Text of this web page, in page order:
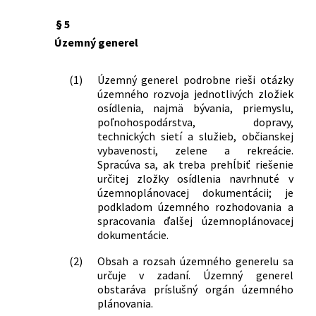
schopnosťou pohybu a orientácie
prostredia Slovenskej republiky, ktorou
sa mení a dopĺňa vyhláška Ministerstva
životného prostredia Slovenskej
republiky č. 436/2000 Z. z., ktorou sa
upravujú podrobnosti o obsahu
žiadosti o overenie odbornej
spôsobilosti na obstarávanie
územnoplánovacích podkladov a
územnoplánovacej dokumentácie obcí
a o spôsobe overenia odbornej
spôsobilosti
679/2002 Z. z.
Nariadenie vlády Slovenskej republiky,
ktorým sa mení a dopĺňa nariadenie
vlády Slovenskej republiky č. 216/1998
Z. z., ktorým sa vyhlasuje záväzná časť
územného plánu veľkého územného
§ 5
Územný generel
(1)
Územný generel podrobne rieši otázky
územného rozvoja jednotlivých zložiek
osídlenia, najmä bývania, priemyslu,
poľnohospodárstva, dopravy,
technických sietí a služieb, občianskej
vybavenosti, zelene a rekreácie.
Spracúva sa, ak treba prehĺbiť riešenie
určitej zložky osídlenia navrhnuté v
územnoplánovacej dokumentácii; je
podkladom územného rozhodovania a
spracovania ďalšej územnoplánovacej
dokumentácie.
(2)
Obsah a rozsah územného generelu sa
určuje v zadaní. Územný generel
obstaráva príslušný orgán územného
plánovania.